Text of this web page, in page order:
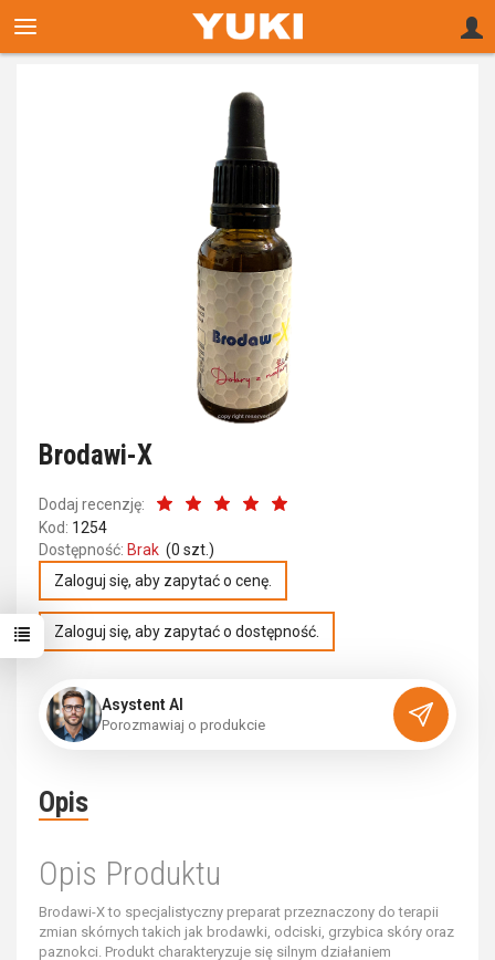
Brodawi-X
Dodaj recenzję:
Kod: 1254
Dostępność: Brak (0 szt.)
Zaloguj się, aby zapytać o cenę.
Zaloguj się, aby zapytać o dostępność.
Asystent AI
Porozmawiaj o produ kcie
Opis
Opis Produktu
Brodawi-X to specjalistyczny preparat przeznaczony do terapii
zmian skórnych takich jak brodawki, odciski, grzybica skóry oraz
paznokci. Produkt charakteryzuje się silnym działaniem